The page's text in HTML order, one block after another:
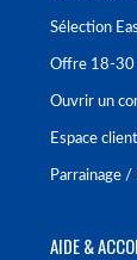
Sélection
Offre 18-30
Ouvrir un
Espace
Parrainage
AIDE &